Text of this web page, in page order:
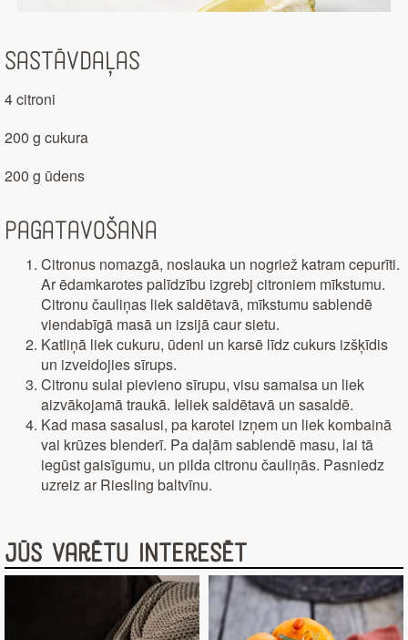
Sastāvdaļas
4 citroni
200 g cukura
200 g ūdens
Pagatavošana
Citronus nomazgā, noslauka un nogriež katram cepurīti.
Ar ēdamkarotes palīdzību izgrebj citroniem mīkstumu.
Citronu čauliņas liek saldētavā, mīkstumu sablendē
viendabīgā masā un izsijā caur sietu.
Katliņā liek cukuru, ūdeni un karsē līdz cukurs izšķīdis
un izveidojies sīrups.
Citronu sulai pievieno sīrupu, visu samaisa un liek
aizvākojamā traukā. Ieliek saldētavā un sasaldē.
Kad masa sasalusi, pa karotei izņem un liek kombainā
vai krūzes blenderī. Pa daļām sablendē masu, lai tā
iegūst gaisīgumu, un pilda citronu čauliņās. Pasniedz
uzreiz ar Riesling baltvīnu.
Jūs varētu interesēt